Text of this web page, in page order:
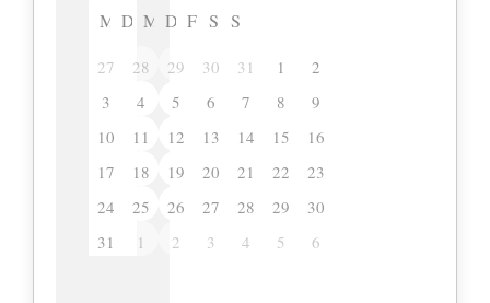
M D M D F S S
27 28 29 30 31 1
2
3
4 5 6 7 8
9
10
11 12 13 14 15
16
17
18 19 20 21 22
23
24
25 26 27 28 29
30
31
1 2 3 4 5 6